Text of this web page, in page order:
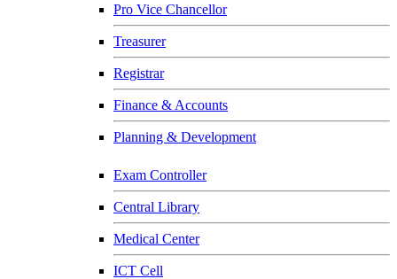
Pro Vice Chancellor
Treasurer
Registrar
Finance & Accounts
Planning & Development
Exam Controller
Central Library
Medical Center
ICT Cell